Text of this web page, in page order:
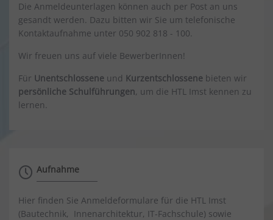
Die Anmeldeunterlagen können auch per Post an uns
gesandt werden. Dazu bitten wir Sie um telefonische
Kontaktaufnahme unter 050 902 818 - 100.
Wir freuen uns auf viele BewerberInnen!
Für Unentschlossene und Kurzentschlossene bieten wir
persönliche Schulführungen, um die HTL Imst kennen zu
lernen.
Aufnahme
Hier finden Sie Anmeldeformulare für die HTL Imst
(Bautechnik, Innenarchitektur, IT-Fachschule) sowie